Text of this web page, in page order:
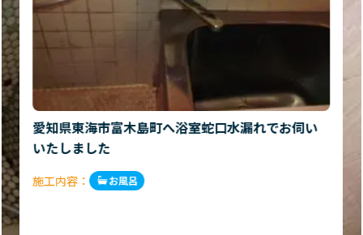
愛知県東海市富木島町へ浴室蛇口水漏れでお伺い
いたしました
施工内容： お風呂